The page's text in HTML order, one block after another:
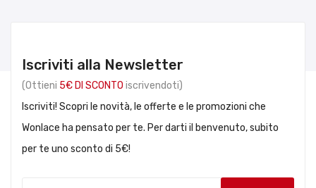
Iscriviti alla Newsletter
(Ottieni 5€ DI SCONTO iscrivendoti)
Iscriviti! Scopri le novità, le offerte e le promozioni che
Wonlace ha pensato per te. Per darti il benvenuto, subito
per te uno sconto di 5€!